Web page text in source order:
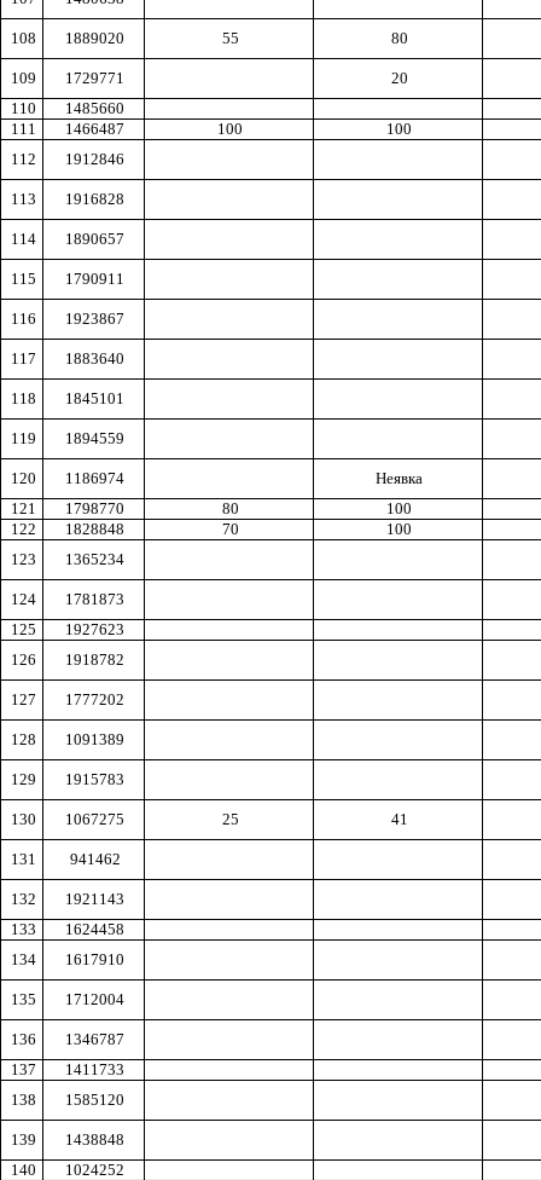
108 1889020 55 80
109 1729771
20
110
1485660
111
1466487 100
100
112
1912846
113 1916828
114 1890657
115 1790911
116 1923867
117 1883640
118 1845101
119 1894559
120 1186974
Неявка
121
1798770 80
100
122
1828848 70
100
123
1365234
124
1781873
125
1927623
126
1918782
127 1777202
128 1091389
129 1915783
130 1067275 25 41
131 941462
132
1921143
133
1624458
134
1617910
135 1712004
136
1346787
137
1411733
138
1585120
139
1438848
140
1024252